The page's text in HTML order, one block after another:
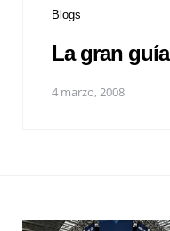
Blogs
La gran
4 marzo, 2008